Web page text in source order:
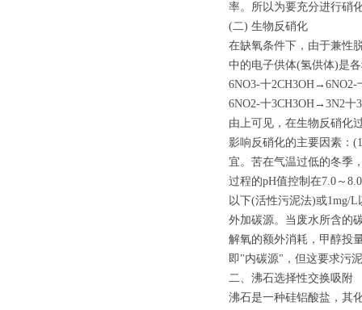
率。所以为要充分进行硝
(二) 生物反硝化
在缺氧条件下，由于兼性
中的电子供体(氢供体)是
6NO3-十2CH3OH→6NO2-
6NO2-十3CH3OH→3N2十
由上可见，在生物反硝化
影响反硝化的主要因素：
宜。苦在气温过低的冬季
过程的pH值控制在7.0～
以下(活性污泥法)或1mg/
外加碳源。当废水所含的
解氧的额外消耗，甲醇投
即"内碳源"，但这要求污
二、沸石选择性交换吸附
沸石是一种硅铝酸盐，其